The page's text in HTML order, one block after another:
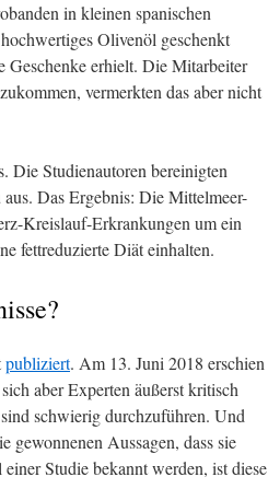
in kleinen spanischen
Olivenöl geschenkt
Geschenke erhielt. Die Mitarbeiter
vermerkten das aber nicht
Die Studienautoren bereinigten
Das Ergebnis: Die Mittelmeer-
Kreislauf-Erkrankungen um ein
fettreduzierte Diät einhalten.
publiziert. Am 13. Juni 2018 erschien
aber Experten äußerst kritisch
schwierig durchzuführen. Und
Aussagen, dass sie
Studie bekannt werden, ist diese